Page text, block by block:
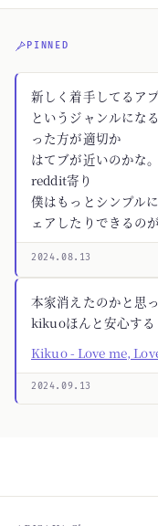
PINNED
新しく着手してるア
というジャンルにな
った方が適切か
はてブが近いのかな
reddit寄り
僕はもっとシンプル
ェアしたりできるの
2024.08.13
本家消えたのかと思
kikuoほんと安心する
Kikuo - Love me,
2024.09.13